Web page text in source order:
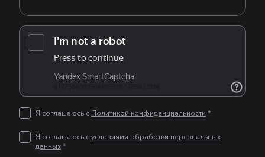
Я соглашаюсь с Политикой конфиденциальности *
Я соглашаюсь сусловиями обработки персональных
данных*